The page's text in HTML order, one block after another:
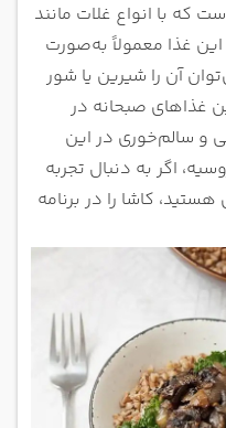
که با انواع غلات مانند
غذا معمولاً به‌صورت
آن را شیرین یا شور
غذاهای صبحانه در
و سالم‌خوری در این
اگر به دنبال تجربه
کاشا را در برنامه